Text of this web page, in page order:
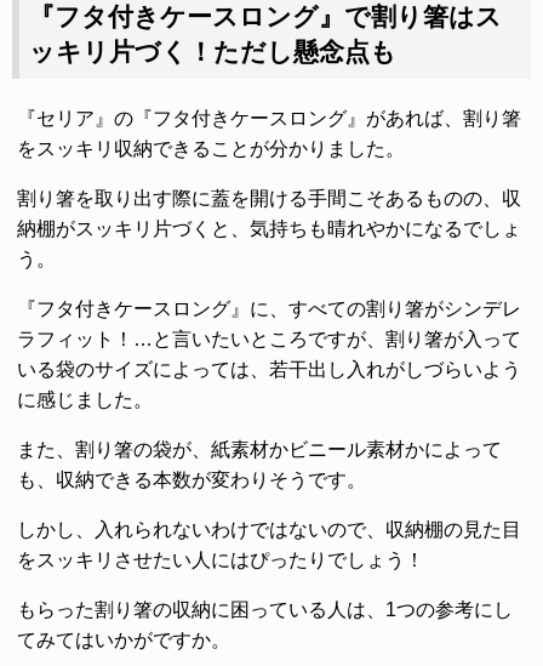
『フタ付きケースロング』で割り箸はス
ッキリ片づく！ただし懸念点も
『セリア』の『フタ付きケースロング』があれば、割り箸
をスッキリ収納できることが分かりました。
割り箸を取り出す際に蓋を開ける手間こそあるものの、収
納棚がスッキリ片づくと、気持ちも晴れやかになるでしょ
う。
『フタ付きケースロング』に、すべての割り箸がシンデレ
ラフィット！…と言いたいところですが、割り箸が入って
いる袋のサイズによっては、若干出し入れがしづらいよう
に感じました。
また、割り箸の袋が、紙素材かビニール素材かによって
も、収納できる本数が変わりそうです。
しかし、入れられないわけではないので、収納棚の見た目
をスッキリさせたい人にはぴったりでしょう！
もらった割り箸の収納に困っている人は、1つの参考にし
てみてはいかがですか。